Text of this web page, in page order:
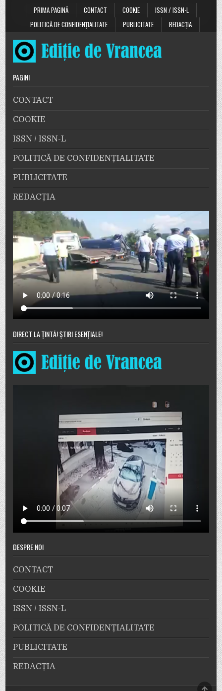
PRIMA PAGINĂ
CONTACT COOKIE
ISSN / ISSN-L
POLITICĂ DE CONFIDENȚIALITATE
PUBLICITATE REDACȚIA
PAGINI
CONTACT
COOKIE
ISSN / ISSN-L
POLITICĂ DE CONFIDENȚIALITATE
PUBLICITATE
REDACȚIA
DIRECT LA ȚINTĂ! ȘTIRI ESENȚIALE!
DESPRE NOI
CONTACT
COOKIE
ISSN / ISSN-L
POLITICĂ DE CONFIDENȚIALITATE
PUBLICITATE
REDACȚIA